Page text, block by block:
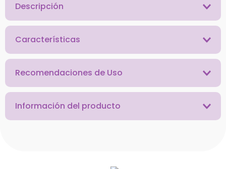
Descripción
Características
Recomendaciones de Uso
Información del producto